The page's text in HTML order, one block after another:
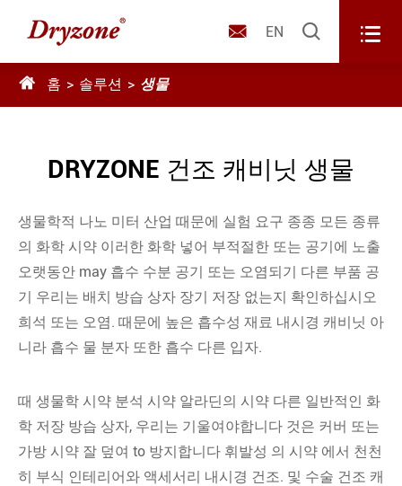
 EN  
 홈 솔루션 생물
DRYZONE 건조 캐비닛 생물
생물학적 나노 미터 산업 때문에 실험 요구 종종 모든 종류
의 화학 시약 이러한 화학 넣어 부적절한 또는 공기에 노출
오랫동안 may 흡수 수분 공기 또는 오염되기 다른 부품 공
기 우리는 배치 방습 상자 장기 저장 없는지 확인하십시오
희석 또는 오염. 때문에 높은 흡수성 재료 내시경 캐비닛 아
니라 흡수 물 분자 또한 흡수 다른 입자.
때 생물학 시약 분석 시약 알라딘의 시약 다른 일반적인 화
학 저장 방습 상자, 우리는 기울여야합니다 것은 커버 또는
가방 시약 잘 덮여 to 방지합니다 휘발성 의 시약 에서 천천
히 부식 인테리어와 액세서리 내시경 건조. 및 수술 건조 캐